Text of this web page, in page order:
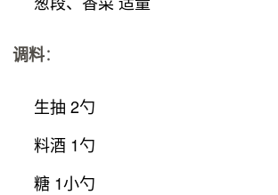
调料：
生抽 2勺
料酒 1勺
糖 1小勺